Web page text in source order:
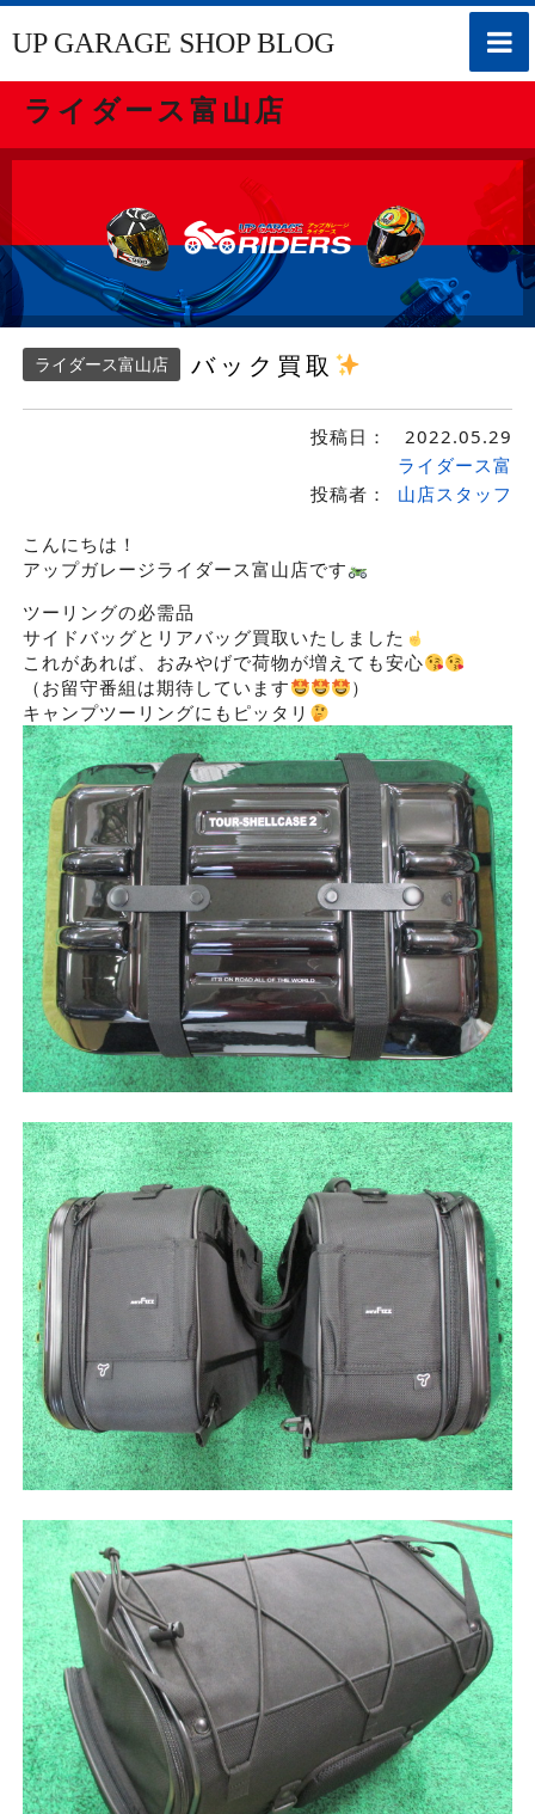
toggle
UP GARAGE SHOP BLOG
ライダース富山店
ライダース富山店 バック買取
投稿日： 2022.05.29
投稿者：
ライダース富
山店スタッフ
こんにちは！
アップガレージライダース富山店です
ツーリングの必需品
サイドバッグとリアバッグ買取いたしました
これがあれば、おみやげで荷物が増えても安心
（お留守番組は期待しています
）
キャンプツーリングにもピッタリ